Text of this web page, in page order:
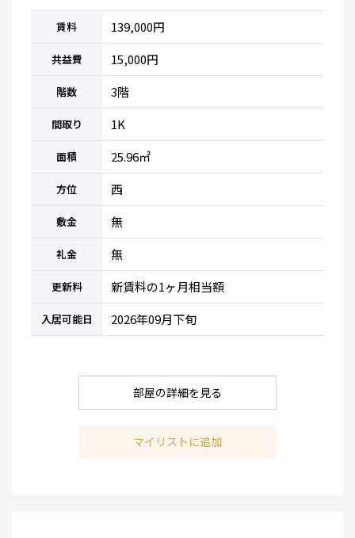
賃料 139,000円
共益費 15,000円
階数 3階
間取り 1K
面積 25.96㎡
方位 西
敷金 無
礼金 無
更新料 新賃料の1ヶ月相当額
入居可能日 2026年09月下旬
部屋の詳細を見る
マイリストに追加